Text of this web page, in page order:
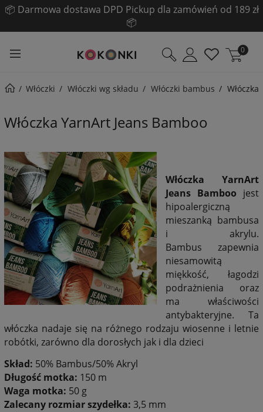
☀️ Pogłębiamy LETNIĄ WYPRZEDAŻ! ☀️ Sprawdź!
0
Włóczki Włóczki wg składu Włóczki bambus
Włóczka YarnArt Jeans Bamboo
Włóczka YarnArt
Jeans Bamboo jest
hipoalergiczną
mieszanką bambusa
i akrylu.
Bambus zapewnia
niesamowitą
miękkość, łagodzi
podrażnienia oraz
ma właściwości
antybakteryjne. Ta
włóczka nadaje się na różnego rodzaju wiosenne i letnie
robótki, zarówno dla dorosłych jak i dla dzieci
Skład: 50% Bambus/50% Akryl
Długość motka: 150 m
Waga motka: 50 g
Zalecany rozmiar szydełka: 3,5 mm